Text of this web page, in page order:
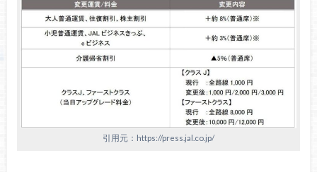
引用元：https://press.jal.co.jp/